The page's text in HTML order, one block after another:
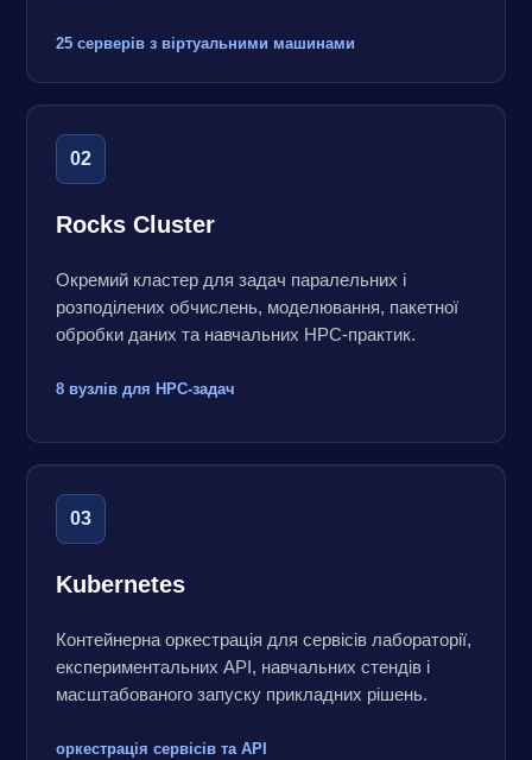
25 серверів з віртуальними машинами
02
Rocks Cluster
Окремий кластер для задач паралельних і
розподілених обчислень, моделювання, пакетної
обробки даних та навчальних HPC-практик.
8 вузлів для HPC-задач
03
Kubernetes
Контейнерна оркестрація для сервісів лабораторії,
експериментальних API, навчальних стендів і
масштабованого запуску прикладних рішень.
оркестрація сервісів та API